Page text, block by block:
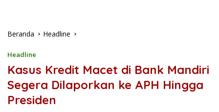
Beranda Headline
Headline
Kasus Kredit Macet di Bank Mandiri
Segera Dilaporkan ke APH Hingga
Presiden